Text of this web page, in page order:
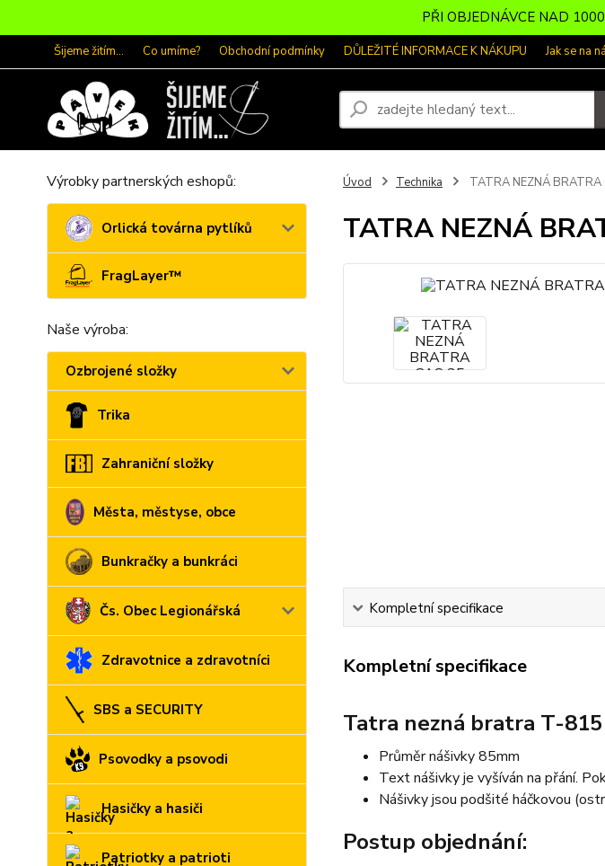
PŘI OBJEDNÁVCE NAD
Šijeme žitím... Co umíme? Obchodní podmínky DŮLEŽITÉ INFORMACE K NÁKUPU Jak se na
Výrobky partnerských eshopů:
Orlická továrna pytlíků
FragLayer™
Naše výroba:
Ozbrojené složky
Trika
Zahraniční složky
Města, městyse, obce
Bunkračky a bunkráci
Čs. Obec Legionářská
Zdravotnice a zdravotníci
SBS a SECURITY
Psovodky a psovodi
Hasičky a hasiči
Patriotky a patrioti
Úvod Technika TATRA NEZNÁ BRATRA
TATRA NEZNÁ
Kompletní specifikace
Kompletní specifikace
Tatra nezná bratra T-815
Průměr nášivky 85mm
Text nášivky je vyšíván na přání.
Nášivky jsou podšité háčkovou
Postup objednání: